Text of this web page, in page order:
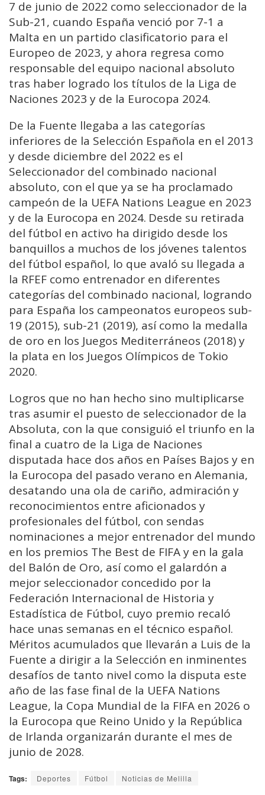
7 de junio de 2022 como seleccionador de la
Sub-21, cuando España venció por 7-1 a
Malta en un partido clasificatorio para el
Europeo de 2023, y ahora regresa como
responsable del equipo nacional absoluto
tras haber logrado los títulos de la Liga de
Naciones 2023 y de la Eurocopa 2024.
De la Fuente llegaba a las categorías
inferiores de la Selección Española en el 2013
y desde diciembre del 2022 es el
Seleccionador del combinado nacional
absoluto, con el que ya se ha proclamado
campeón de la UEFA Nations League en 2023
y de la Eurocopa en 2024. Desde su retirada
del fútbol en activo ha dirigido desde los
banquillos a muchos de los jóvenes talentos
del fútbol español, lo que avaló su llegada a
la RFEF como entrenador en diferentes
categorías del combinado nacional, logrando
para España los campeonatos europeos sub-
19 (2015), sub-21 (2019), así como la medalla
de oro en los Juegos Mediterráneos (2018) y
la plata en los Juegos Olímpicos de Tokio
2020.
Logros que no han hecho sino multiplicarse
tras asumir el puesto de seleccionador de la
Absoluta, con la que consiguió el triunfo en la
final a cuatro de la Liga de Naciones
disputada hace dos años en Países Bajos y en
la Eurocopa del pasado verano en Alemania,
desatando una ola de cariño, admiración y
reconocimientos entre aficionados y
profesionales del fútbol, con sendas
nominaciones a mejor entrenador del mundo
en los premios The Best de FIFA y en la gala
del Balón de Oro, así como el galardón a
mejor seleccionador concedido por la
Federación Internacional de Historia y
Estadística de Fútbol, cuyo premio recaló
hace unas semanas en el técnico español.
Méritos acumulados que llevarán a Luis de la
Fuente a dirigir a la Selección en inminentes
desafíos de tanto nivel como la disputa este
año de las fase final de la UEFA Nations
League, la Copa Mundial de la FIFA en 2026 o
la Eurocopa que Reino Unido y la República
de Irlanda organizarán durante el mes de
junio de 2028.
Tags: Deportes Fútbol Noticias de Melilla